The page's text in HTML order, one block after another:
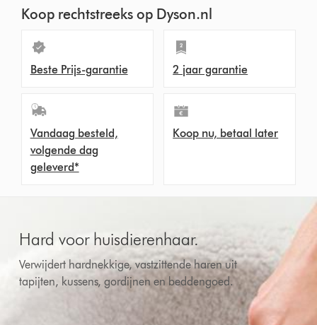
Koop rechtstreeks op Dyson.nl
Beste Prijs-garantie 2 jaar garantie
Vandaag besteld,
volgende dag
geleverd*
Koop nu, betaal later
Hard voor huisdierenhaar.
Verwijdert hardnekkige, vastzittende haren uit
tapijten, kussens, gordijnen en beddengoed.